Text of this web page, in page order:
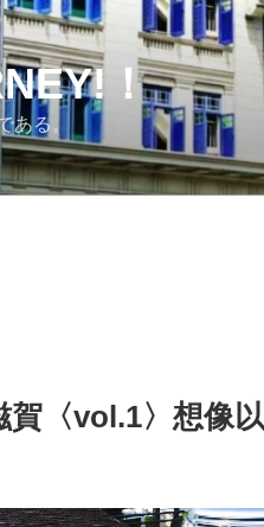
！
ある。
〈vol.1〉想像